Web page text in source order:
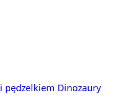
pędzelkiem Dinozaury